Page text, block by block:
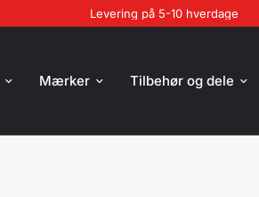
Levering på 5-10 hverdage
Mærker Tilbehør og dele